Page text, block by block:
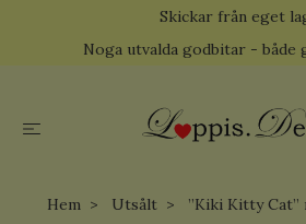
Skickar från eget
Noga utvalda godbitar - både
Hem Utsålt ”Kiki Kitty Cat”